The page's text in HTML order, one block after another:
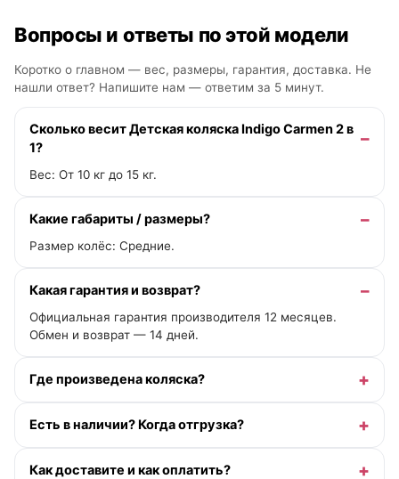
Вопросы и ответы по этой модели
Коротко о главном — вес, размеры, гарантия, доставка. Не
нашли ответ? Напишите нам — ответим за 5 минут.
Сколько весит Детская коляска Indigo Carmen 2 в
1?
Вес: От 10 кг до 15 кг.
Какие габариты / размеры?
Размер колёс: Средние.
Какая гарантия и возврат?
Официальная гарантия производителя 12 месяцев.
Обмен и возврат — 14 дней.
Где произведена коляска?
Есть в наличии? Когда отгрузка?
Как доставите и как оплатить?